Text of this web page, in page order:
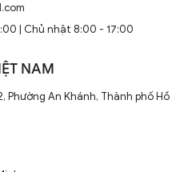
hiện đại DGT 6333A
| Chủ nhật 8:00 - 17:00
NAM
Phường An Khánh, Thành phố Hồ